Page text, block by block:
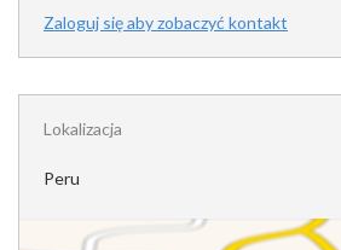
Zaloguj się aby zobaczyć kontakt
Lokalizacja
Peru